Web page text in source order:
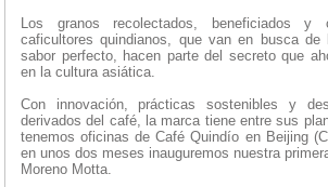
Los granos recolectados, beneficiados y
caficultores quindianos, que van en busca
sabor perfecto, hacen parte del secreto que
en la cultura asiática.
Con innovación, prácticas sostenibles y
derivados del café, la marca tiene entre sus
tenemos oficinas de Café Quindío en Beijing
en unos dos meses inauguremos nuestra
Moreno Motta.